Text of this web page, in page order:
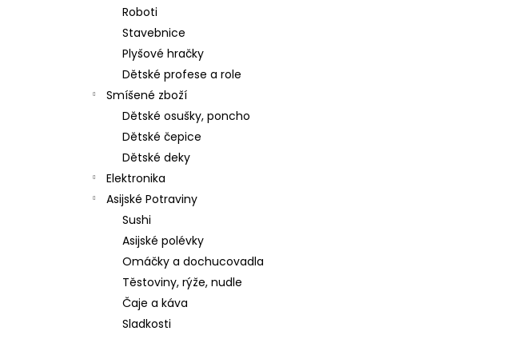
Roboti
Stavebnice
Plyšové hračky
Dětské profese a role
Smíšené zboží
Dětské osušky, poncho
Dětské čepice
Dětské deky
Elektronika
Asijské Potraviny
Sushi
Asijské polévky
Omáčky a dochucovadla
Těstoviny, rýže, nudle
Čaje a káva
Sladkosti